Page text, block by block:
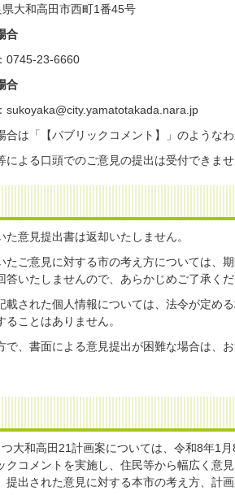
大和高田市西町1番45号
合
0745-23-6660
合
sukoyaka@city.yamatotakada.nara.jp
は「【パブリックコメント】」のような
よる口頭でのご意見の提出は受付できませ
意見提出書は返却いたしません。
ご意見に対する市の考え方については、
答いたしませんので、あらかじめご了承くだ
された個人情報については、法令が定め
ることはありません。
、書面による意見提出が困難な場合は、お
大和高田21計画案については、令和8年1
クコメントを実施し、住民等から幅広く意
提出された意見に対する本市の考え方、計